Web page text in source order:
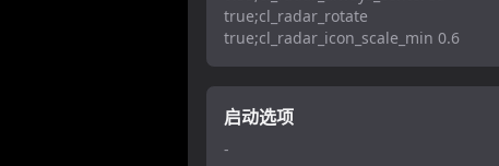
true;cl_radar_rotate
true;cl_radar_icon_scale_min 0.6
启动选项
-